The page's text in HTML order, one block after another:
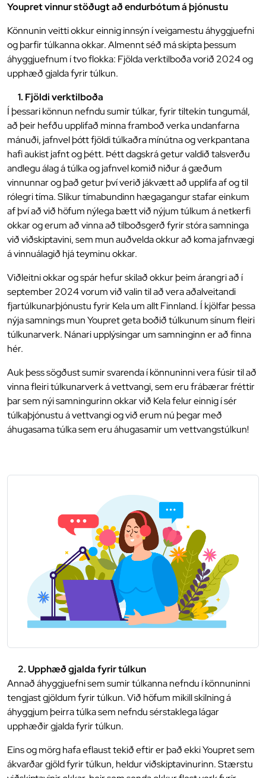
Youpret vinnur stöðugt að endurbótum á þjónustu
Könnunin veitti okkur einnig innsýn í veigamestu áhyggjuefni
og þarfir túlkanna okkar. Almennt séð má skipta þessum
áhyggjuefnum í tvo flokka: Fjölda verktilboða vorið 2024 og
upphæð gjalda fyrir túlkun.
1. Fjöldi verktilboða
Í þessari könnun nefndu sumir túlkar, fyrir tiltekin tungumál,
að þeir hefðu upplifað minna framboð verka undanfarna
mánuði, jafnvel þótt fjöldi túlkaðra mínútna og verkpantana
hafi aukist jafnt og þétt. Þétt dagskrá getur valdið talsverðu
andlegu álag á túlka og jafnvel komið niður á gæðum
vinnunnar og það getur því verið jákvætt að upplifa af og til
rólegri tíma. Slíkur tímabundinn hægagangur stafar einkum
af því að við höfum nýlega bætt við nýjum túlkum á netkerfi
okkar og erum að vinna að tilboðsgerð fyrir stóra samninga
við viðskiptavini, sem mun auðvelda okkur að koma jafnvægi
á vinnuálagið hjá teyminu okkar.
Viðleitni okkar og spár hefur skilað okkur þeim árangri að í
september 2024 vorum við valin til að vera aðalveitandi
fjartúlkunarþjónustu fyrir Kela um allt Finnland. Í kjölfar þessa
nýja samnings mun Youpret geta boðið túlkunum sínum fleiri
túlkunarverk. Nánari upplýsingar um samninginn er að finna
hér.
Auk þess sögðust sumir svarenda í könnuninni vera fúsir til að
vinna fleiri túlkunarverk á vettvangi, sem eru frábærar fréttir
þar sem nýi samningurinn okkar við Kela felur einnig í sér
túlkaþjónustu á vettvangi og við erum nú þegar með
áhugasama túlka sem eru áhugasamir um vettvangstúlkun!
2. Upphæð gjalda fyrir túlkun
Annað áhyggjuefni sem sumir túlkanna nefndu í könnuninni
tengjast gjöldum fyrir túlkun. Við höfum mikill skilning á
áhyggjum þeirra túlka sem nefndu sérstaklega lágar
upphæðir gjalda fyrir túlkun.
Eins og mörg hafa eflaust tekið eftir er það ekki Youpret sem
ákvarðar gjöld fyrir túlkun, heldur viðskiptavinurinn. Stærstu